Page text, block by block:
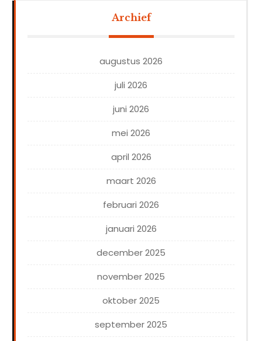
Archief
augustus 2026
juli 2026
juni 2026
mei 2026
april 2026
maart 2026
februari 2026
januari 2026
december 2025
november 2025
oktober 2025
september 2025